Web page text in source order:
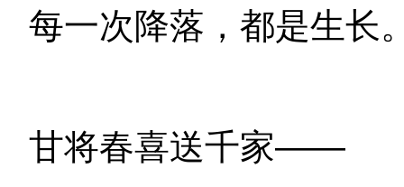
每一次降落，都是生长
甘将春喜送千家——